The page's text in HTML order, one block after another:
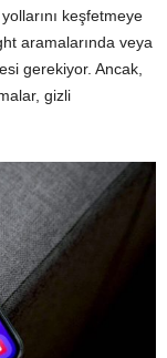
keşfetmeye
aramalarında veya
gerekiyor. Ancak,
gizli